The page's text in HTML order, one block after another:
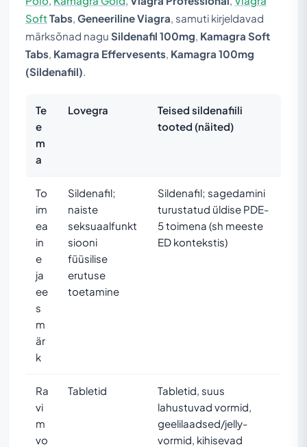
SoftTabs Geneeriline Viagra , samuti kirjeldavad
märksõnad nagu Sildenafil 100mg Kamagra Soft
Tabs Kamagra Effervesents Kamagra 100mg
(Sildenafiil)
Te
e
m
a
Lovegra
Teised sildenafiili
tooted (näited)
To
im
ea
in
e
ja
ee
s
m
är
k
Sildenafil;
naiste
seksuaalfunkt
siooni
füüsilise
erutuse
toetamine
Sildenafil; sagedamini
turustatud üldise PDE-
5 toimena (sh meeste
ED kontekstis)
Ra
vi
m
vo
Tabletid
Tabletid, suus
lahustuvad vormid,
geelilaadsed/jelly-
vormid, kihisevad